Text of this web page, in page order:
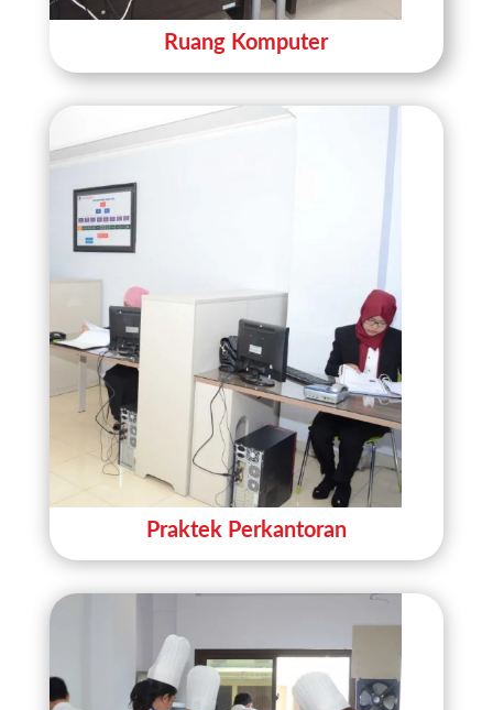
Ruang Komputer
Praktek Perkantoran